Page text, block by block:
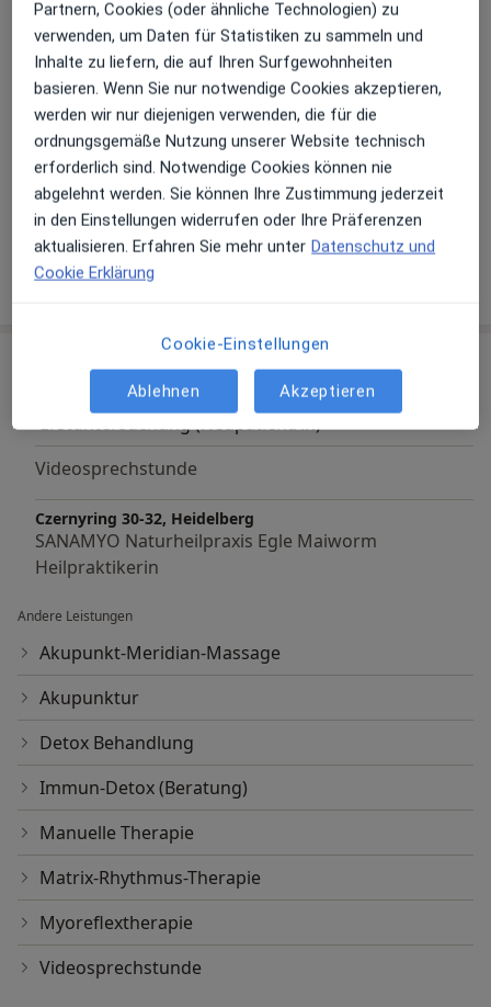
Des weiteren unterstütze ich Sie als Detox-Coach bei
Leber-Gallenblasenreinigungen. Auf jameda finden Sie
weiteres Informationsmaterial über meine
naturheilkundliche Praxis für Schmerz- und
Muskeltherapie.
- Chronische Schmerzen
- Erkrankungen des Bewegungsapparates (Arthrose,
Bandscheibenvorfall)
- Fehlbelastungen (Rücken-, Nackenschmerzen)
- Gelenkschmerzen
- Trauma/Schleudertrauma
- Krankheiten ohne organischen Befund
- Neurologische Störungen
- Schwindel/Tinitus
- Herz-Kreislauf-Erkrankungen
- Verdauungsstörungen
- Übergewicht
- Stress/Burnout
Verletzungsprophylaxe
Weiterbildungen und Tätigkeitsschwerpunkte
Akupunktur
Allergie- & Schmerztherapie
Ernährungsberatung
Hauptsächlich behandelte Krankheiten
Rückenschmerzen Erschöpfung
Migräne
Reizdarm
Nackenschmerzen +6
Mehr Details anzeigen
Leistungen & Kosten
Beliebte Leistungen
Erstuntersuchung (Neupatient/in)
Videosprechstunde
Czernyring 30-32, Heidelberg
SANAMYO Naturheilpraxis Egle Maiworm
Heilpraktikerin
Andere Leistungen
Akupunkt-Meridian-Massage
Akupunktur
Detox Behandlung
Immun-Detox (Beratung)
Manuelle Therapie
Matrix-Rhythmus-Therapie
Myoreflextherapie
Videosprechstunde
Partnern, Cookies (oder ähnliche Technologien) zu
verwenden, um Daten für Statistiken zu sammeln und
Inhalte zu liefern, die auf Ihren Surfgewohnheiten
basieren. Wenn Sie nur notwendige Cookies akzeptieren,
werden wir nur diejenigen verwenden, die für die
ordnungsgemäße Nutzung unserer Website technisch
erforderlich sind. Notwendige Cookies können nie
abgelehnt werden. Sie können Ihre Zustimmung jederzeit
in den Einstellungen widerrufen oder Ihre Präferenzen
aktualisieren. Erfahren Sie mehr unter Datenschutz und
Cookie Erklärung
Cookie-Einstellungen
Ablehnen Akzeptieren